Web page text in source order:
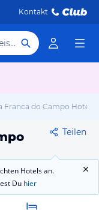
Kontakt
Hotel, Reiseziel
Franca do Campo Hotels
Teilen
Hotels an.
Du hier